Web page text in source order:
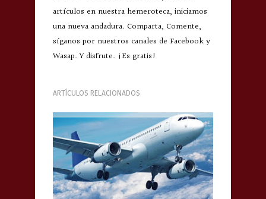
artículos en nuestra hemeroteca, iniciamos
una nueva andadura. Comparta, Comente,
síganos por nuestros canales de Facebook y
Wasap. Y disfrute. ¡Es gratis!
ARTÍCULOS RELACIONADOS